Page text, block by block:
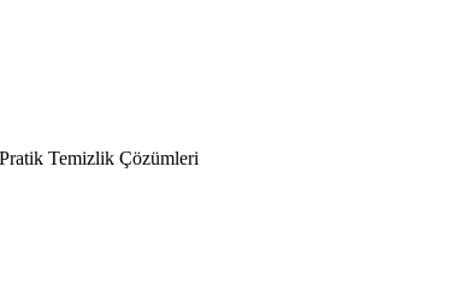
Temizlik Çözümleri